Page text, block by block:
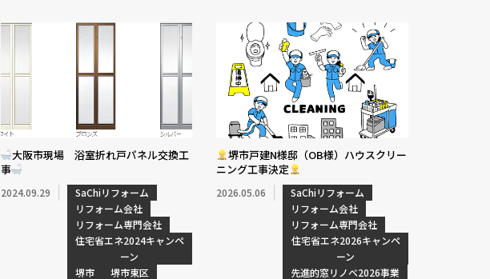
大阪市現場 浴室折れ戸パネル交換工
事
2024.09.29
SaChiリフォーム
リフォーム会社
リフォーム専門会社
住宅省エネ2024キャンペ
ーン
堺市
堺市東区
堺市戸建N様邸（OB様）ハウスクリー
ニング工事決定
2026.05.06
SaChiリフォーム
リフォーム会社
リフォーム専門会社
住宅省エネ2026キャンペ
ーン
先進的窓リノベ2026事業